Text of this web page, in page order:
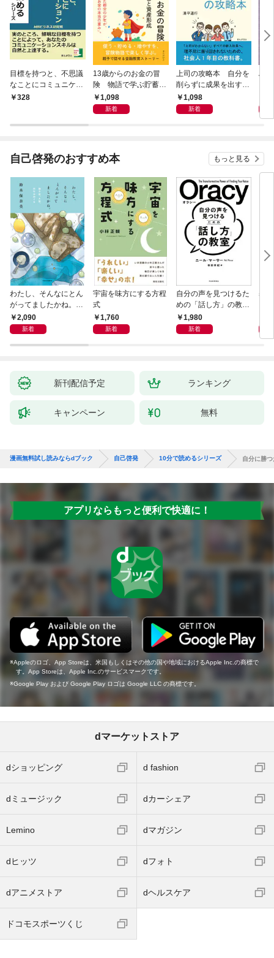
目標を持つと、不思議
なことにコミュニケー
ション能力が爆発的に
328
13歳からのお金の冒
険 物語で学ぶ貯蓄と
資産形成
1,098
新着
上司の攻略本 自分を
削らずに成果を出す方
法1,098
新着
Al
自己啓発のおすすめ本 もっと見る
わたし、そんなにとん
がってましたかね。
獅子座、Ａ型、丙午は
めぐる
2,090
新着
宇宙を味方にする方程
式
1,760
新着
自分の声を見つけるた
めの「話し方」の教
室 Ｏｒａｃｙ（オラ
シー）
1,980
新着
基
新刊配信予定 ランキング
キャンペーン 無料
漫画無料試し読みならdブック 自己啓発 10分で読めるシリーズ 自分に勝
アプリならもっと便利で快適に！
Appleのロゴ、App Storeは、米国もしくはその他の国や地域におけるApple Inc.の商標で
す。App Storeは、Apple Inc.のサービスマークです。
Google Play および Google Play ロゴは Google LLC の商標です。
dマーケットストア
dショッピング d fashion
dミュージック dカーシェア
Lemino dマガジン
dヒッツ dフォト
dアニメストア dヘルスケア
ドコモスポーツくじ